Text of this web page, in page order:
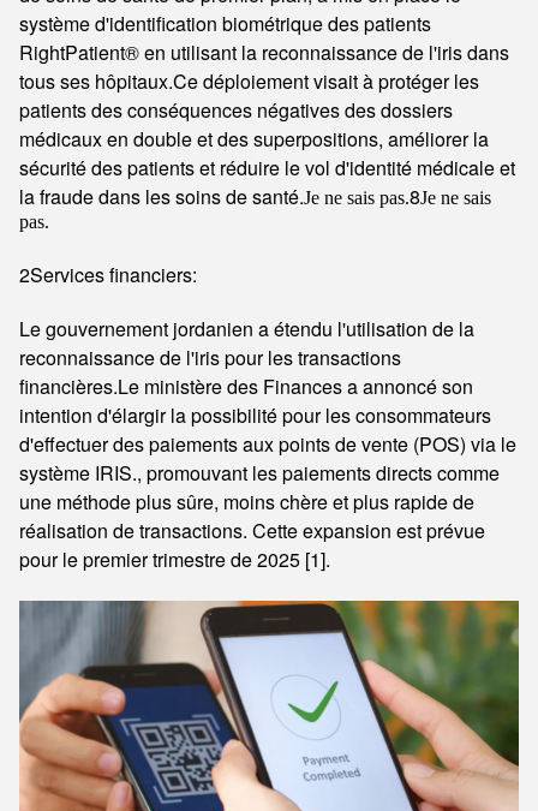
système d'identification biométrique des patients
RightPatient® en utilisant la reconnaissance de l'iris dans
tous ses hôpitaux.Ce déploiement visait à protéger les
patients des conséquences négatives des dossiers
médicaux en double et des superpositions, améliorer la
sécurité des patients et réduire le vol d'identité médicale et
la fraude dans les soins de santé.Je ne sais pas.8Je ne sais
pas.
2Services financiers:
Le gouvernement jordanien a étendu l'utilisation de la
reconnaissance de l'iris pour les transactions
financières.Le ministère des Finances a annoncé son
intention d'élargir la possibilité pour les consommateurs
d'effectuer des paiements aux points de vente (POS) via le
système IRIS., promouvant les paiements directs comme
une méthode plus sûre, moins chère et plus rapide de
réalisation de transactions. Cette expansion est prévue
pour le premier trimestre de 2025 [1].